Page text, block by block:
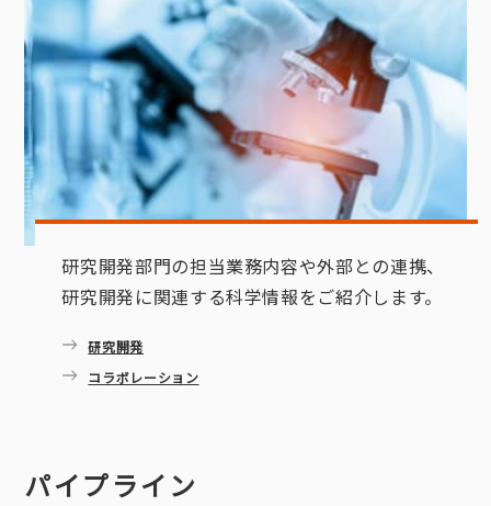
研究開発部門の担当業務内容や外部との連携、
研究開発に関連する科学情報をご紹介します。
研究開発
コラボレーション
パイプライン